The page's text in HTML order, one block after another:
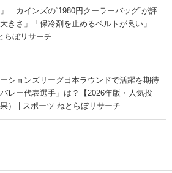
」 カインズの“1980円クーラーバッグ”が評
きさ」「保冷剤を止めるベルトが良い」
らぼリサーチ
ーションズリーグ日本ラウンドで活躍を期待
レー代表選手」は？【2026年版・人気投
） | スポーツ ねとらぼリサーチ